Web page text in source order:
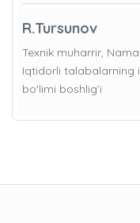
R.Tursunov
Texnik muharrir,
Iqtidorli talabalarning
bo'limi boshlig’i